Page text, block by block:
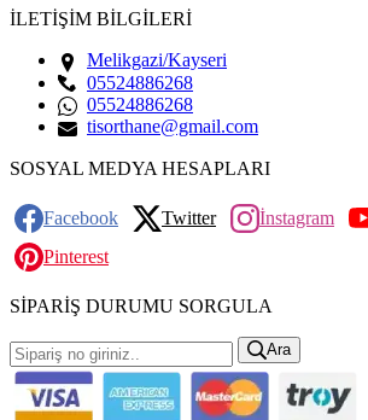
İLETİŞİM BİLGİLERİ
Melikgazi/Kayseri
05524886268
05524886268
tisorthane@gmail.com
SOSYAL MEDYA HESAPLARI
Facebook Twitter İnstagram
Pinterest
SİPARİŞ DURUMU SORGULA
Ara